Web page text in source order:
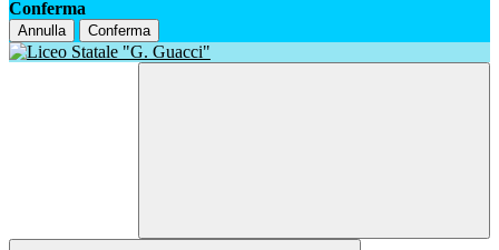
Conferma
Annulla Conferma